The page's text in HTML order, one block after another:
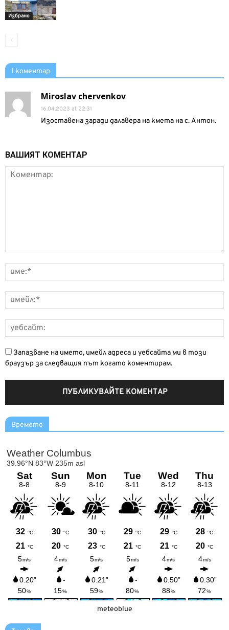
Избрано
1 коментар
Miroslav chervenkov
16.04.2023 at 22:31
Изоставена заради далавера на кмета на с. Антон.
ВАШИЯТ КОМЕНТАР
Запазване на името, имейл адреса и уебсайта ми в този
браузър за следващия път когато коментирам.
Времето
meteoblue